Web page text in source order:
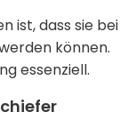
ist, dass sie bei
können.
essenziell.